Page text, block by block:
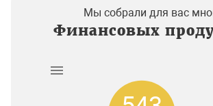
Мы собрали для вас
Финансовых